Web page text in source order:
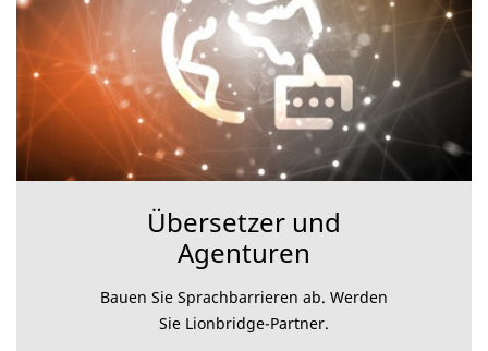
Übersetzer und
Agenturen
Bauen Sie Sprachbarrieren ab. Werden
Sie Lionbridge-Partner.